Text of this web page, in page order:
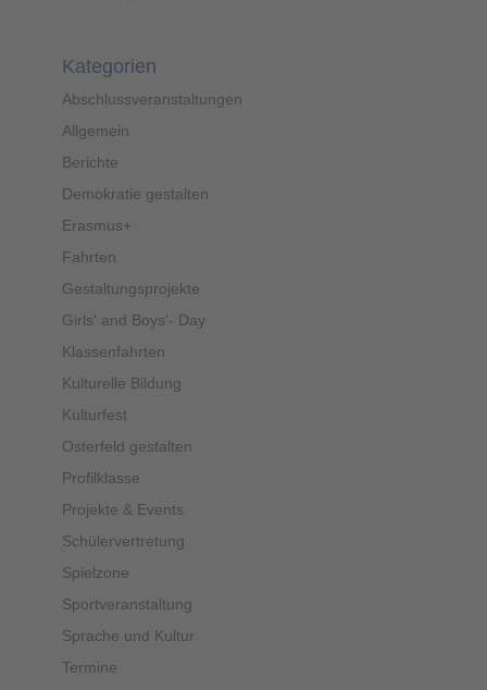
Kategorien
Abschlussveranstaltungen
Allgemein
Berichte
Demokratie gestalten
Erasmus+
Fahrten
Gestaltungsprojekte
Girls' and Boys'- Day
Klassenfahrten
Kulturelle Bildung
Kulturfest
Osterfeld gestalten
Profilklasse
Projekte & Events
Schülervertretung
Spielzone
Sportveranstaltung
Sprache und Kultur
Termine